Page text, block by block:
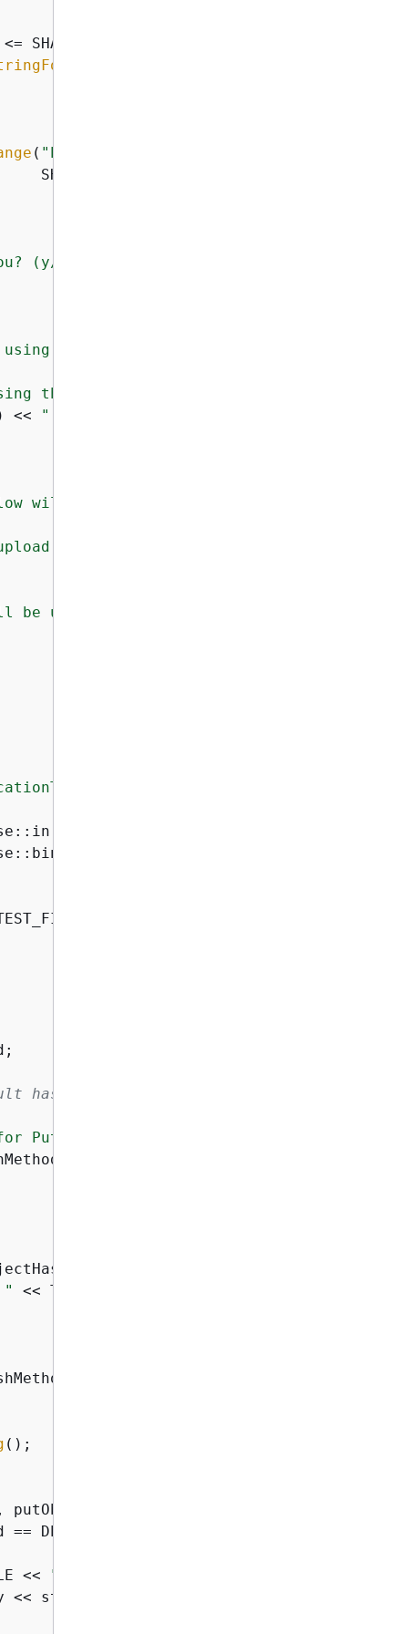
<= SHA256; ++hashMethod)
( "Enter an index: "
SHA256);
(y/n) "
PutObject."
the "
<<
" algorithm."
will be used for object integrity
will be used for object integrity
|
<< std::endl;
hash method for PutObject.
PutObject is "
"
<< TEST_FILE << std::endl;
();
== DEFAULT,
<<
" to bucket "
<< std::endl;